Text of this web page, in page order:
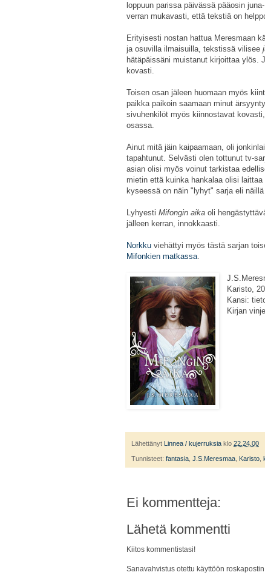
loppuun parissa päivässä pääosin
verran mukavasti, että tekstiä on
Erityisesti nostan hattua Meresmaan
ja osuvilla ilmaisuilla, tekstissä vilisee
hätäpäissäni muistanut kirjoittaa ylös.
kovasti.
Toisen osan jäleen huomaan myös
paikka paikoin saamaan minut
sivuhenkilöt myös kiinnostavat
osassa.
Ainut mitä jäin kaipaamaan, oli
tapahtunut. Selvästi olen tottunut tv-
asian olisi myös voinut tarkistaa
mietin että kuinka hankalaa olisi
kyseessä on näin "lyhyt" sarja eli
Lyhyesti Mifongin aika oli
jälleen kerran, innokkaasti.
Norkku viehättyi myös tästä sarjan
Mifonkien matkassa.
Karisto,
Kansi:
Kirjan
Lähettänyt Linnea / kujerruksia klo 22.24.00
Tunnisteet: fantasia J.S.Meresmaa Karisto
Ei kommentteja:
Lähetä kommentti
Kiitos kommentistasi!
Sanavahvistus otettu käyttöön